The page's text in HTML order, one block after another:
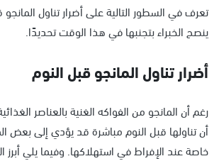
تعرف في السطور التالية على أضرار تناول المانجو
ينصح الخبراء بتجنبها في هذا الوقت تحديدًا.
أضرار تناول المانجو قبل النوم
رغم أن المانجو من الفواكه الغنية بالعناصر
أن تناولها قبل النوم مباشرة قد يؤدي إلى بعض
خاصة عند الإفراط في استهلاكها. وفيما يلي أبرز